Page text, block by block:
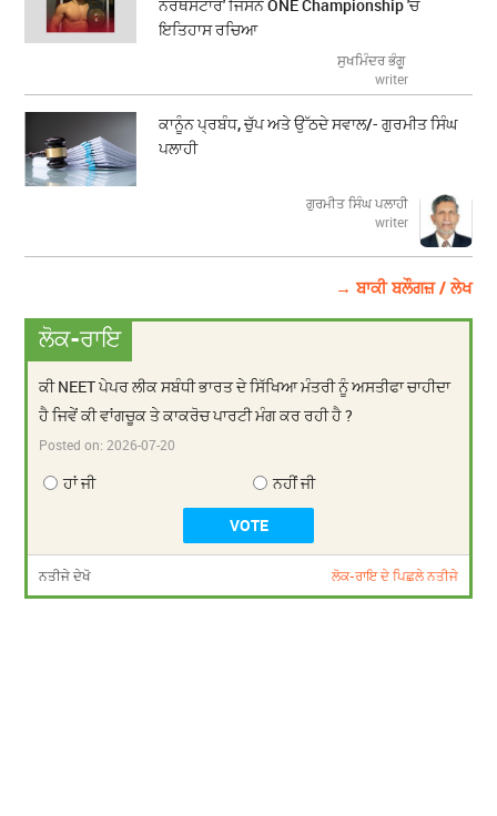
ਨੌਰਥਸਟਾਰ' ਜਿਸਨੇ ONE Championship 'ਚ
ਇਤਿਹਾਸ ਰਚਿਆ
ਸੁਖਮਿੰਦਰ ਭੰਗੂ
writer
ਕਾਨੂੰਨ ਪ੍ਰਬੰਧ, ਚੁੱਪ ਅਤੇ ਉੱਠਦੇ ਸਵਾਲ/- ਗੁਰਮੀਤ ਸਿੰਘ
ਪਲਾਹੀ
ਗੁਰਮੀਤ ਸਿੰਘ ਪਲਾਹੀ
writer
→ ਬਾਕੀ ਬਲੌਗਜ਼ / ਲੇਖ
ਲੋਕ-ਰਾਇ
ਕੀ NEET ਪੇਪਰ ਲੀਕ ਸਬੰਧੀ ਭਾਰਤ ਦੇ ਸਿੱਖਿਆ ਮੰਤਰੀ ਨੂੰ ਅਸਤੀਫਾ ਚਾਹੀਦਾ
ਹੈ ਜਿਵੇਂ ਕੀ ਵਾਂਗਚੂਕ ਤੇ ਕਾਕਰੋਚ ਪਾਰਟੀ ਮੰਗ ਕਰ ਰਹੀ ਹੈ ?
Posted on:2026-07-20
ਹਾਂ ਜੀ ਨਹੀਂ ਜੀ
ਨਤੀਜੇ ਦੇਖੋ ਲੋਕ-ਰਾਇ ਦੇ ਪਿਛਲੇ ਨਤੀਜੇ